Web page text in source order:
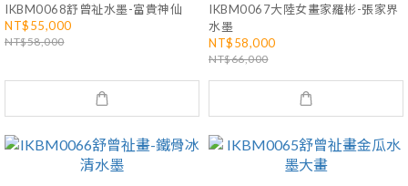
IKBM0068舒曾祉水墨-富貴神仙
NT$55,000
NT$58,000
IKBM0067大陸女畫家羅彬-張家界
水墨
NT$58,000
NT$66,000